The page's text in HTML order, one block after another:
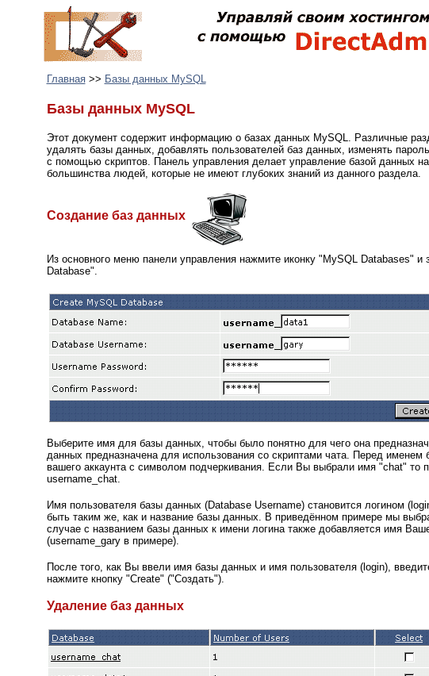
Главная>> Базы данных MySQL
Базы данных MySQL
Этот документ содержит информацию о базах данных MySQL. Различные
удалять базы данных, добавлять пользователей баз данных, изменять
с помощью скриптов. Панель управления делает управление базой данных
большинства людей, которые не имеют глубоких знаний из данного раздела.
Создание баз данных
Из основного меню панели управления нажмите иконку "MySQL Databases"
Database".
Выберите имя для базы данных, чтобы было понятно для чего она
данных предназначена для использования со скриптами чата. Перед именем
вашего аккаунта с символом подчеркивания. Если Вы выбрали имя "chat" то
username_chat.
Имя пользователя базы данных (Database Username) становится логином
быть таким же, как и название базы данных. В приведённом примере мы
случае с названием базы данных к имени логина также добавляется имя
(username_gary в примере).
После того, как Вы ввели имя базы данных и имя пользователя (login),
нажмите кнопку "Create" ("Создать").
Удалениебаз данных